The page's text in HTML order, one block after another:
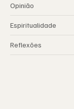
Opinião
Espiritualidade
Reflexões